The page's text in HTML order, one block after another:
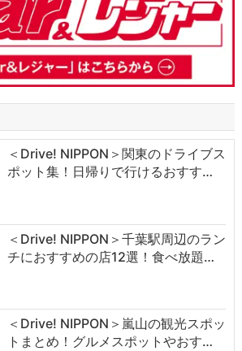
＜Drive! NIPPON＞関東のドライブス
ポット集！日帰りで行けるおすす…
＜Drive! NIPPON＞千葉駅周辺のラン
チにおすすめの店12選！食べ放題…
＜Drive! NIPPON＞嵐山の観光スポッ
トまとめ！グルメスポットやおす…